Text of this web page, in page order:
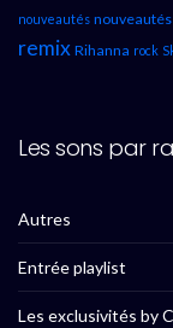
nouveautés
remix Rihanna rock
Les sons par
Autres
Entrée playlist
Les exclusivités by